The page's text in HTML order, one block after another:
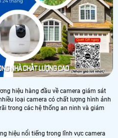
hiệu hàng đầu về camera giám sát
loại camera có chất lượng hình ảnh
trong các hệ thống an ninh và giám
hiệu nổi tiếng trong lĩnh vực camera